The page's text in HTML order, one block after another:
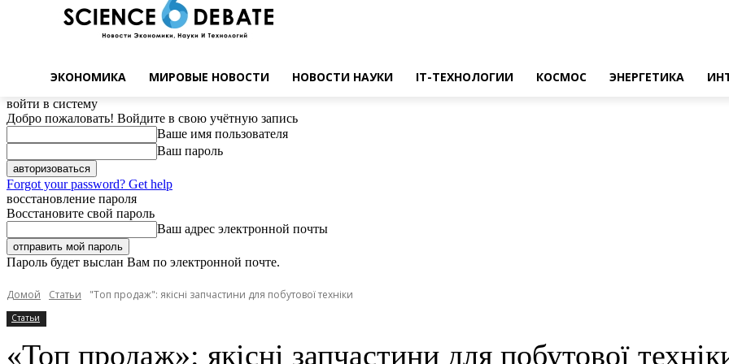
ЭКОНОМИКА МИРОВЫЕ НОВОСТИ НОВОСТИ НАУКИ IT-ТЕХНОЛОГИИ КОСМОС ЭНЕРГЕТИКА
войти в систему
Добро пожаловать! Войдите в свою учётную запись
Ваше имя пользователя
Ваш пароль
Forgot your password? Get help
восстановление пароля
Восстановите свой пароль
Ваш адрес электронной почты
Пароль будет выслан Вам по электронной почте.
Домой Статьи "Топ продаж": якісні запчастини для побутової техніки
Статьи
«Топ продаж»: якісні запчастини для побутової